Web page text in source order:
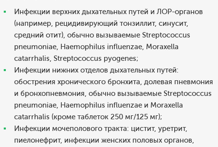
Инфекции верхних дыхательных путей и ЛОР-органов
(например, рецидивирующий тонзиллит, синусит,
средний отит), обычно вызываемые Streptococcus
pneumoniae, Haemophilus influenzae, Moraxella
catarrhalis, Streptococcus pyogenes;
Инфекции нижних отделов дыхательных путей:
обострения хронического бронхита, долевая пневмония
и бронхопневмония, обычно вызываемые Streptococcus
pneumoniae, Haemophilus influenzae и Moraxella
catarrhalis (кроме таблеток 250 мг/125 мг);
Инфекции мочеполового тракта: цистит, уретрит,
пиелонефрит, инфекции женских половых органов,